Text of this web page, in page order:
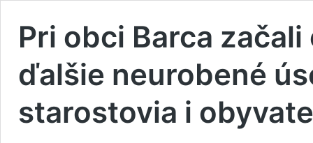
Pri obci Barca
ďalšie neurobené
starostovia i